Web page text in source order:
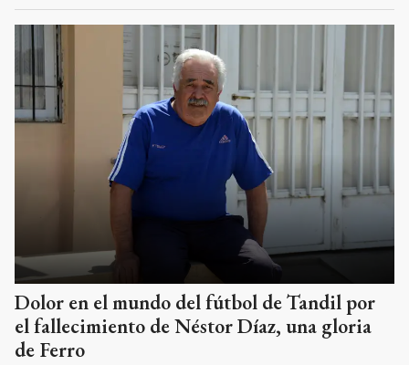
Dolor en el mundo del fútbol de Tandil por
el fallecimiento de Néstor Díaz, una gloria
de Ferro